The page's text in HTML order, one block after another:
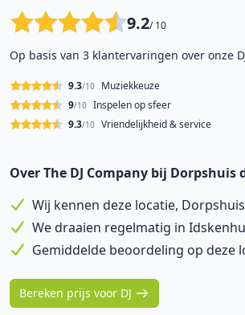
9.2/ 10
Op basis van 3 klantervaringen over onze
Muziekkeuze
9.3/10
Inspelen op sfeer
9/10
Vriendelijkheid & service
9.3/10
Over The DJ Company bij Dorpshuis
Wij kennen deze locatie,
We draaien regelmatig in
Gemiddelde beoordeling op deze
Bereken prijs voor DJ